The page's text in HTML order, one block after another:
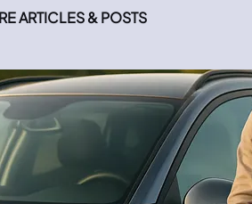
ARTICLES & POSTS